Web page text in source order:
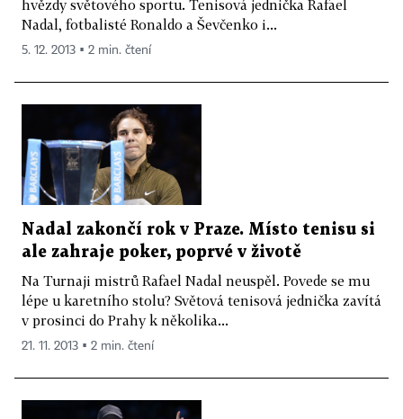
hvězdy světového sportu. Tenisová jednička Rafael
Nadal, fotbalisté Ronaldo a Ševčenko i...
5. 12. 2013 ▪ 2 min. čtení
Nadal zakončí rok v Praze. Místo tenisu si
ale zahraje poker, poprvé v životě
Na Turnaji mistrů Rafael Nadal neuspěl. Povede se mu
lépe u karetního stolu? Světová tenisová jednička zavítá
v prosinci do Prahy k několika...
21. 11. 2013 ▪ 2 min. čtení